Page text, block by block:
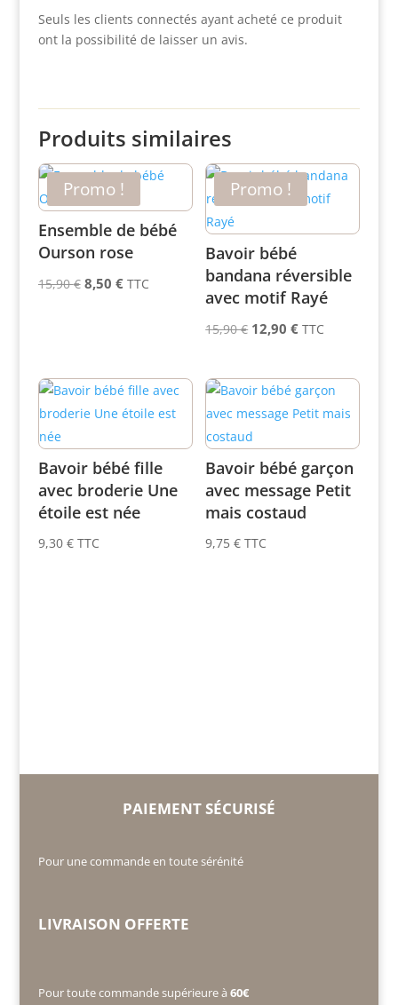
Seuls les clients connectés ayant acheté ce produit
ont la possibilité de laisser un avis.
Produits similaires
Promo !
Ensemble de bébé
Ourson rose
15,90€ Le
15,90 €.
8,50 €Le
8,50 €.
TTC
Promo !
Bavoir bébé
bandana réversible
avec motif Rayé
15,90€ Le
était :
15,90 €.
12,90€Le
est :
12,90 €.
TTC
Bavoir bébé fille
avec broderie Une
étoile est née
9,30 € TTC
Bavoir bébé garçon
avec message Petit
mais costaud
9,75€ TTC
PAIEMENT SÉCURISÉ
Pour une commande en toute sérénité
LIVRAISON OFFERTE
Pour toute commande supérieure à 60€